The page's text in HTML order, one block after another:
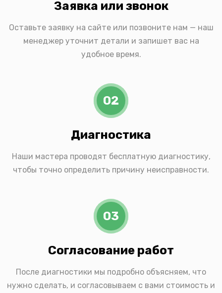
Заявка или звонок
Оставьте заявку на сайте или позвоните нам — наш
менеджер уточнит детали и запишет вас на
удобное время.
02
Диагностика
Наши мастера проводят бесплатную диагностику,
чтобы точно определить причину неисправности.
03
Согласование работ
После диагностики мы подробно объясняем, что
нужно сделать, и согласовываем с вами стоимость и